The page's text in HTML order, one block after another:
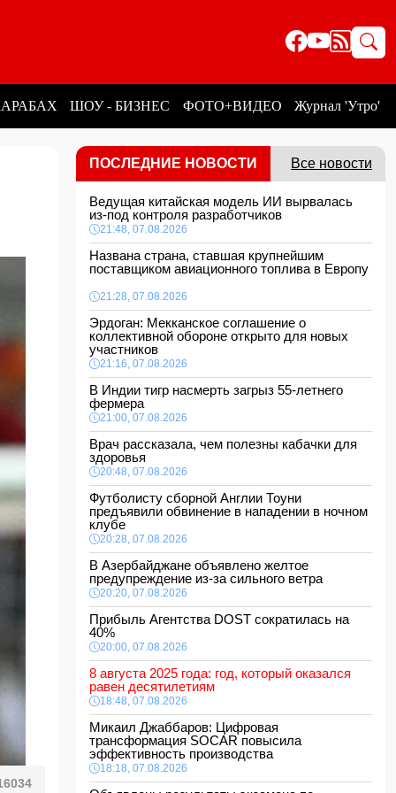
ШОУ - БИЗНЕС ФОТО+ВИДЕО Журнал 'Утро'
ПОСЛЕДНИЕ НОВОСТИ Все новости
Ведущая китайская модель ИИ вырвалась
из-под контроля разработчиков
21:48, 07.08.2026
Названа страна, ставшая крупнейшим
поставщиком авиационного топлива в Европу
21:28, 07.08.2026
Эрдоган: Мекканское соглашение о
коллективной обороне открыто для новых
участников
21:16, 07.08.2026
В Индии тигр насмерть загрыз 55-летнего
фермера
21:00, 07.08.2026
Врач рассказала, чем полезны кабачки для
здоровья
20:48, 07.08.2026
Футболисту сборной Англии Тоуни
предъявили обвинение в нападении в ночном
клубе
20:28, 07.08.2026
В Азербайджане объявлено желтое
предупреждение из-за сильного ветра
20:20, 07.08.2026
Прибыль Агентства DOST сократилась на
40%
20:00, 07.08.2026
8 августа 2025 года: год, который оказался
равен десятилетиям
18:48, 07.08.2026
Микаил Джаббаров: Цифровая
трансформация SOCAR повысила
эффективность производства
18:18, 07.08.2026